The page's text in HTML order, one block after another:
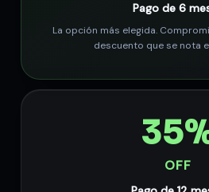
Pago de 6
La opción más elegida.
descuento que se nota
OFF